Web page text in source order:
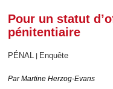
Pour un statut
pénitentiaire
PÉNAL Enquête
ParMartine Herzog-Evans